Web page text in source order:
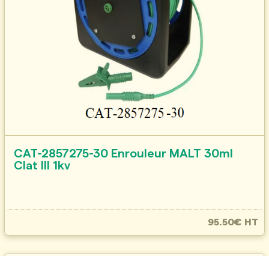
CAT-2857275-30 Enrouleur MALT 30ml
Clat III 1kv
95.50€ HT